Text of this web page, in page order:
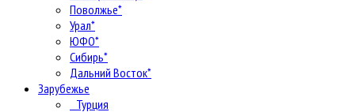
Поволжье*
Урал*
ЮФО*
Сибирь*
Дальний Восток*
Зарубежье
Турция